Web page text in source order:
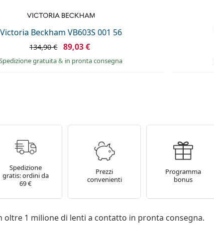
Victoria Beckham VB603S 001 56
134,90 € 89,03 €
gratuita& in pronta consegna
Spedizione
gratis: ordini da
69 €
Prezzi
convenienti
Programma
bonus
oltre 1 milione di lenti a contatto in pronta consegna.